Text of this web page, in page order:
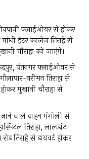
फ्लाईओवर से होकर
गांधी इंटर कालेज तिराहे से
चौराहा को जाएंगे।
रुद्रपुर, पंतनगर फ्लाईओवर से
नरीमन तिराहा से
मुखानी चौराहा से
जाने वाले वाहन मंगोली से
तिराहा, लालडांठ
तिराहे से डायवर्ट होकर